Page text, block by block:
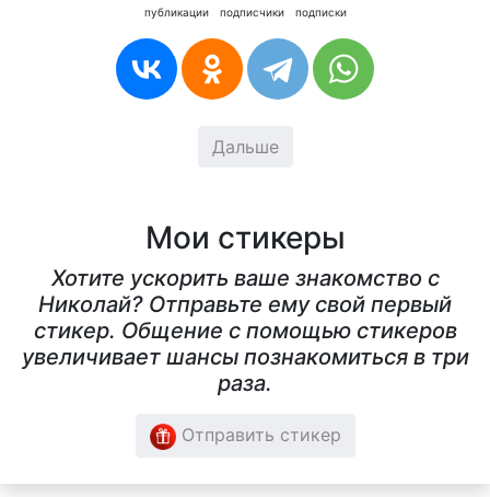
публикации подписчики подписки
Дальше
Мои стикеры
Хотите ускорить ваше знакомство с
Николай? Отправьте ему свой первый
стикер. Общение с помощью стикеров
увеличивает шансы познакомиться в три
раза.
Отправить стикер